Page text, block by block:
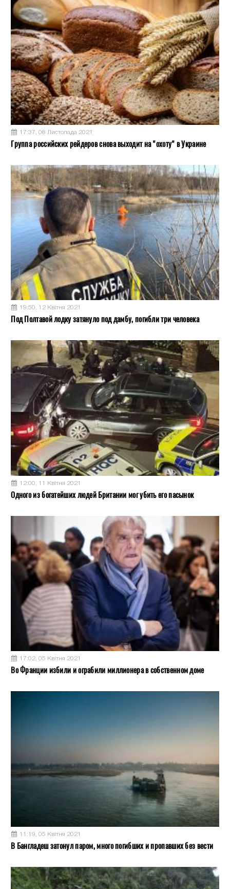
17:37, 08 Листопада 2021
Группа российских рейдеров снова выходит на "охоту" в Украине
19:50, 12 Квітня 2021
Под Полтавой лодку затянуло под дамбу, погибли три человека
12:00, 11 Квітня 2021
Одного из богатейших людей Британии мог убить его пасынок
17:02, 05 Квітня 2021
Во Франции избили и ограбили миллионера в собственном доме
11:19, 05 Квітня 2021
В Бангладеш затонул паром, много погибших и пропавших без вести